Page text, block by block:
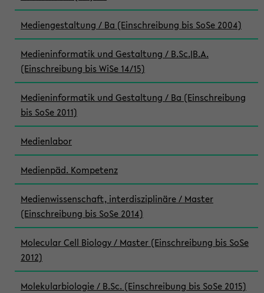
Mediengestaltung / Ba (Einschreibung bis SoSe 2004)
Medieninformatik und Gestaltung / B.Sc.|B.A.
(Einschreibung bis WiSe 14/15)
Medieninformatik und Gestaltung / Ba (Einschreibung
bis SoSe 2011)
Medienlabor
Medienpäd. Kompetenz
Medienwissenschaft, interdisziplinäre / Master
(Einschreibung bis SoSe 2014)
Molecular Cell Biology / Master (Einschreibung bis SoSe
2012)
Molekularbiologie / B.Sc. (Einschreibung bis SoSe 2015)